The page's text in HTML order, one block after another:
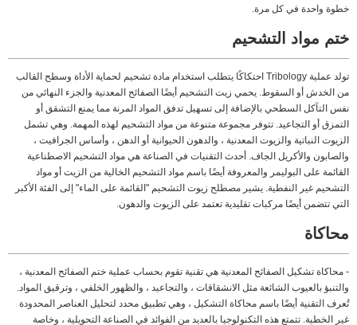
خطوة واحدة في كل مرة.
ختم مواد التشحيم
تولد عملية Tribology احتكاكًا يتطلب استخدام مادة تشحيم لحماية الأداة وسطح القالب
من الخدش أو السقوط. يحمي زيت التشحيم أيضًا الصفائح المعدنية والجزء النهائي من
نفس التآكل السطحي بالإضافة إلى تسهيل تدفق المواد المرنة مما يمنع التشقق أو
التمزق أو التجاعيد. تتوفر مجموعة متنوعة من مواد التشحيم لهذه المهمة. وهي تشمل
الزيوت النباتية والزيوت المعدنية ، والدهون الحيوانية أو الدهن ، وأساس الجرافيت ،
والصابون والأكريل الجاف. أحدث التقنيات في الصناعة هي مواد التشحيم الاصطناعية
القائمة على البوليمر والمعروفة أيضًا باسم مواد التشحيم الخالية من الزيت أو مواد
التشحيم غير النفطية. يشير مصطلح زيوت التشحيم "القائمة على الماء" إلى الفئة الأكبر
التي تتضمن أيضًا مركبات تقليدية تعتمد على الزيوت والدهون.
محاكاة
- محاكاة تشكيل الصفائح المعدنية هي تقنية تقوم بحساب عملية ختم الصفائح المعدنية ،
والتنبؤ بالعيوب الشائعة مثل الانشقاقات ، والتجاعيد ، والظهور الخلفي ، وترقيق المواد.
تُعرف التقنية أيضًا باسم محاكاة التشكيل ، وهي تطبيق محدد لتحليل العناصر المحدودة
غير الخطية. تتمتع هذه التكنولوجيا بالعديد من الفوائد في الصناعة التحويلية ، وخاصة